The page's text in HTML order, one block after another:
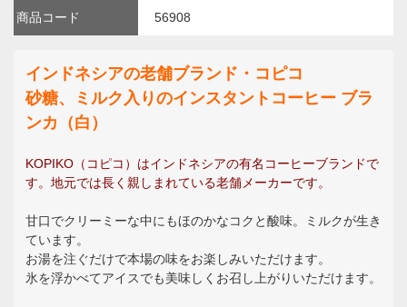
商品コード 56908
インドネシアの老舗ブランド・コピコ
砂糖、ミルク入りのインスタントコーヒー ブラ
ンカ（白）
KOPIKO（コピコ）はインドネシアの有名コーヒーブランドで
す。地元では長く親しまれている老舗メーカーです。
甘口でクリーミーな中にもほのかなコクと酸味。ミルクが生き
ています。
お湯を注ぐだけで本場の味をお楽しみいただけます。
氷を浮かべてアイスでも美味しくお召し上がりいただけます。